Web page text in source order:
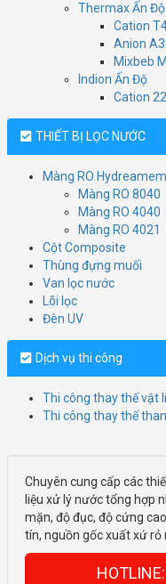
Thermax Ấn Độ
Cation
Anion
Mixbeb
Indion Ấn Độ
Cation
THIẾT BỊ LỌC NƯỚC
Màng RO Hydreamem
Màng RO 8040
Màng RO 4040
Màng RO 4021
Cột Composite
Thùng đựng muối
Van lọc nước
Lõi lọc
Đèn UV
Dịch vụ thi công
Thi công thay thế vật
Thi công thay thế
Chuyên cung cấp các
liệu xử lý nước tổng hợp
mặn, độ đục, độ cứng
tín, nguồn gốc xuất xứ rỏ